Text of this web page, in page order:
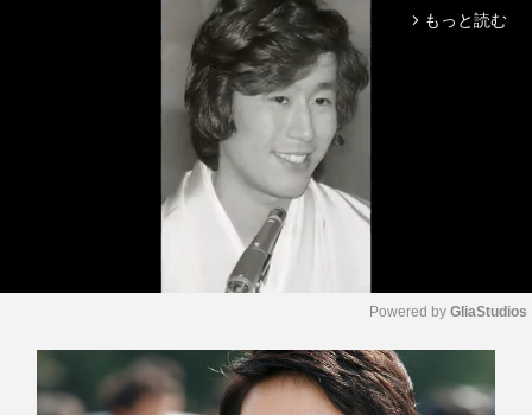
arrow_forward_ios もっと読む
t
Powered by GliaStudios